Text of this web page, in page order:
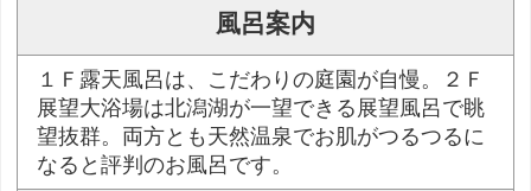
風呂案内
１Ｆ露天風呂は、こだわりの庭園が自慢。２Ｆ
展望大浴場は北潟湖が一望できる展望風呂で眺
望抜群。両方とも天然温泉でお肌がつるつるに
なると評判のお風呂です。